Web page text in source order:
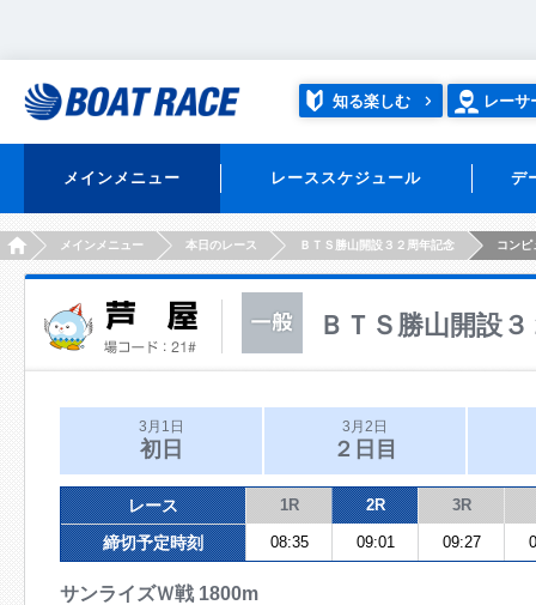
知る楽しむ レーサ
メインメニュー レーススケジュール デ
HOMEメインメニュー 本日のレース ＢＴＳ勝山開設３２周年記念 コンピ
ＢＴＳ勝山開設
3月1日
初日
3月2日
２日目
レース 1R 2R 3R
締切予定時刻 08:35 09:01 09:27
サンライズＷ戦 1800m